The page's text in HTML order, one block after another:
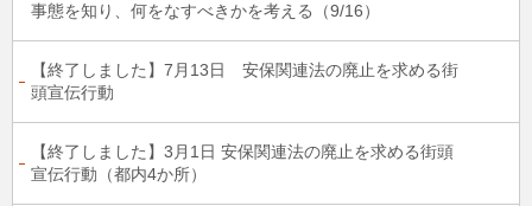
事態を知り、何をなすべきかを考える（9/16）
【終了しました】7月13日 安保関連法の廃止を求める街
頭宣伝行動
【終了しました】3月1日 安保関連法の廃止を求める街頭
宣伝行動（都内4か所）